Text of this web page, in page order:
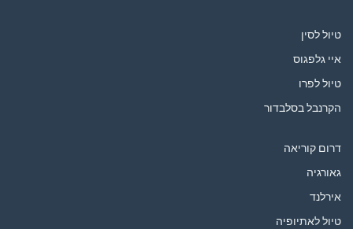
טיול לסין
איי גלפגוס
טיול לפרו
הקרנבל בסלבדור
דרום קוריאה
גאורגיה
אירלנד
טיול לאתיופיה